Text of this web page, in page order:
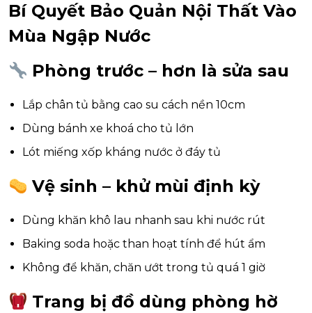
Bí Quyết Bảo Quản Nội Thất Vào
Mùa Ngập Nước
Phòng trước – hơn là sửa sau
Lắp chân tủ bằng cao su cách nền 10cm
Dùng bánh xe khoá cho tủ lớn
Lót miếng xốp kháng nước ở đáy tủ
Vệ sinh – khử mùi định kỳ
Dùng khăn khô lau nhanh sau khi nước rút
Baking soda hoặc than hoạt tính để hút ẩm
Không để khăn, chăn ướt trong tủ quá 1 giờ
Trang bị đồ dùng phòng hờ